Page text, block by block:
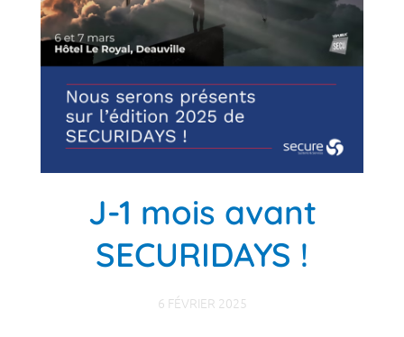
J-1 mois avant
SECURIDAYS !
6 FÉVRIER 2025